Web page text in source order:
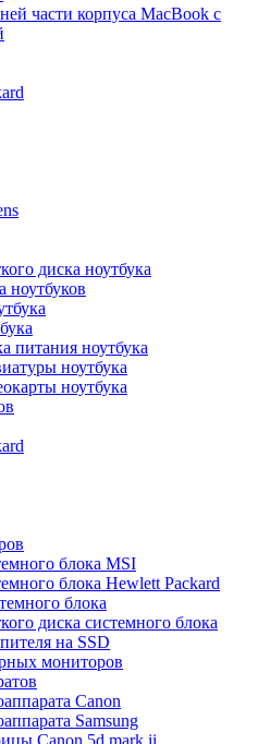
части корпуса MacBook с
диска ноутбука
ноутбуков
питания ноутбука
ноутбука
ноутбука
блока MSI
блока Hewlett Packard
блока
диска системного блока
на SSD
мониторов
Canon
Samsung
Canon 5d mark ii